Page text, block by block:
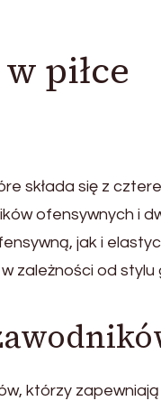
piłce
składa się z
ofensywnych i
jak i
zależności od stylu
którzy zapewniają